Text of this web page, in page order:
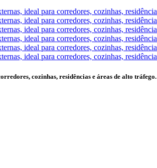
cozinhas, residências e áreas de alto tráfego.